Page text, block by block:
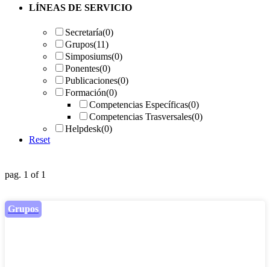
LÍNEAS DE SERVICIO
Secretaría(0)
Grupos(11)
Simposiums(0)
Ponentes(0)
Publicaciones(0)
Formación(0)
Competencias Específicas(0)
Competencias Trasversales(0)
Helpdesk(0)
Reset
pag. 1 of 1
Grupos